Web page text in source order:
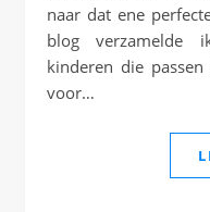
naar dat ene
blog verzamelde
kinderen die
voor…